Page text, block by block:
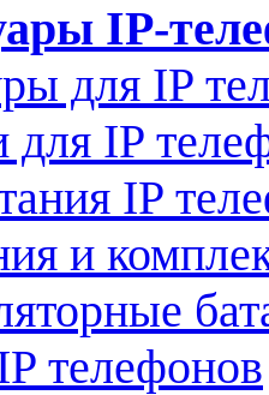
IP-
для IP
для IP
IP
и
телефонов